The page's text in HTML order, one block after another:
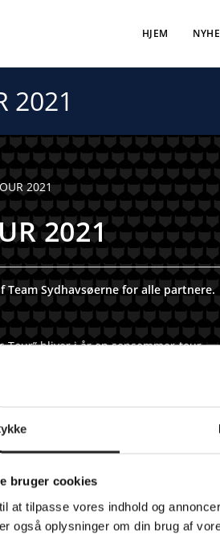
bruger cookies
at tilpasse vores indhold og
også oplysninger om din brug af
HJEM
2021
2021
Team Sydhavsøerne for alle partnere.
Tour” bliver i år en sensommer-tour.
og alle kan være med, da vi laver
en motorcykel til at kører foran og
hold).
og følges ad fra start til slut. Det er
(egenbetaling), hvilket primært